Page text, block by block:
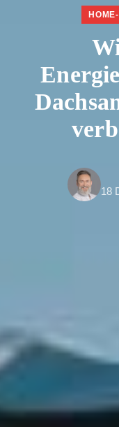
18